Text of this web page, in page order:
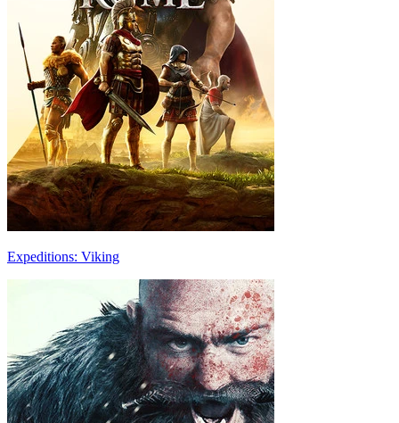
Expeditions: Viking